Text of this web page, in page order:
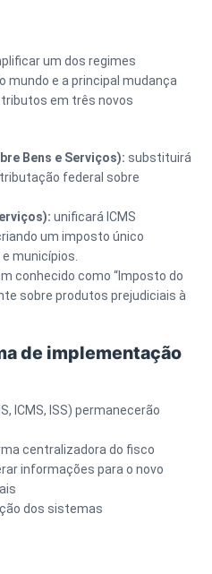
um dos regimes
mundo e a principal mudança
em três novos
Bens e Serviços):substituirá
tributação federal sobre
unificará ICMS
um imposto único
municípios.
conhecido como “Imposto do
sobre produtos prejudiciais à
de implementação
ICMS, ISS) permanecerão
centralizadora do fisco
informações para o novo
dos sistemas